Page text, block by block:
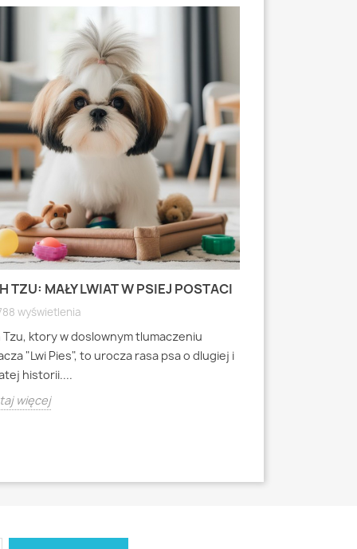
TZU: MAŁY LWIAT W PSIEJ POSTACI
wyświetlenia
Tzu, ktory w doslownym tlumaczeniu
"Lwi Pies", to urocza rasa psa o dlugiej i
historii....
więcej